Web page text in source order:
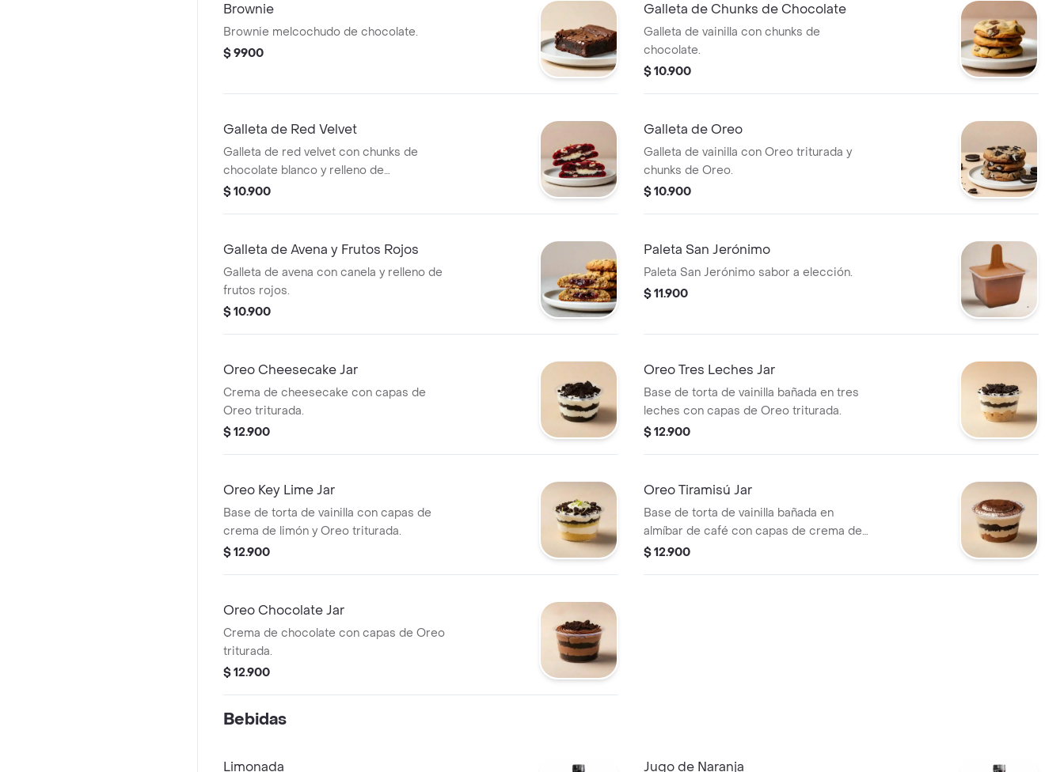
Brownie
Brownie melcochudo de chocolate.
$ 9900
Galleta de Chunks de Chocolate
Galleta de vainilla con chunks de
chocolate.
$ 10.900
Galleta de Red Velvet
Galleta de red velvet con chunks de
chocolate blanco y relleno de
Cheesecake.
$ 10.900
Galleta de Oreo
Galleta de vainilla con Oreo triturada y
chunks de Oreo.
$ 10.900
Galleta de Avena y Frutos Rojos
Galleta de avena con canela y relleno de
frutos rojos.
$ 10.900
Paleta San Jerónimo
Paleta San Jerónimo sabor a elección.
$ 11.900
Oreo Cheesecake Jar
Crema de cheesecake con capas de
Oreo triturada.
$ 12.900
Oreo Tres Leches Jar
Base de torta de vainilla bañada en tres
leches con capas de Oreo triturada.
$ 12.900
Oreo Key Lime Jar
Base de torta de vainilla con capas de
crema de limón y Oreo triturada.
$ 12.900
Oreo Tiramisú Jar
Base de torta de vainilla bañada en
almíbar de café con capas de crema de
tiramisú y Oreo.
$ 12.900
Oreo Chocolate Jar
Crema de chocolate con capas de Oreo
triturada.
$ 12.900
Bebidas
Limonada Jugo de Naranja